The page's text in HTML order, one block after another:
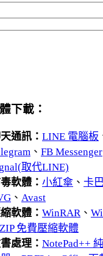
下載：
通訊： LINE 電腦板
、 FB Messenger
取代LINE)
軟體： 小紅傘 、 卡
、 Avast
軟體： WinRAR 、
免費壓縮軟體
處理： NotePad++